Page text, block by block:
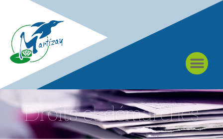
Droits et démarches